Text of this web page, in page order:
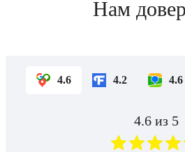
Нам
4.6 4.2 4.6
4.6 из 5